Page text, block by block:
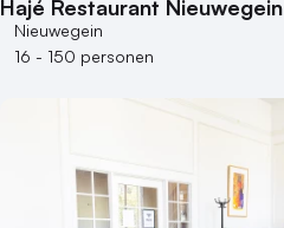
Hajé Restaurant Nieuwegein
Nieuwegein
16 - 150 personen